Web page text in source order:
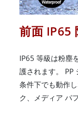
前面 IP65
IP65 等級は粉塵
護されます。 PP
条件下でも動作
ク、メディア パ